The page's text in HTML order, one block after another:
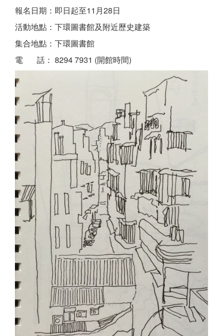
報名日期：即日起至11月28日
活動地點：下環圖書館及附近歷史建築
集合地點：下環圖書館
電 話： 8294 7931 (開館時間)